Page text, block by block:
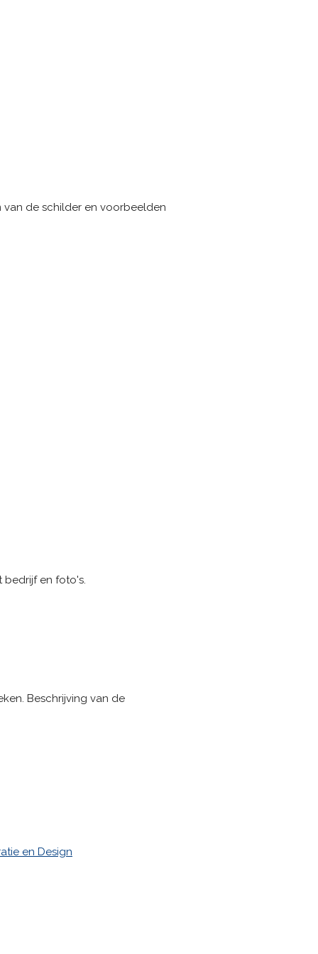
van de schilder en voorbeelden
bedrijf en foto's.
Beschrijving van de
en Design